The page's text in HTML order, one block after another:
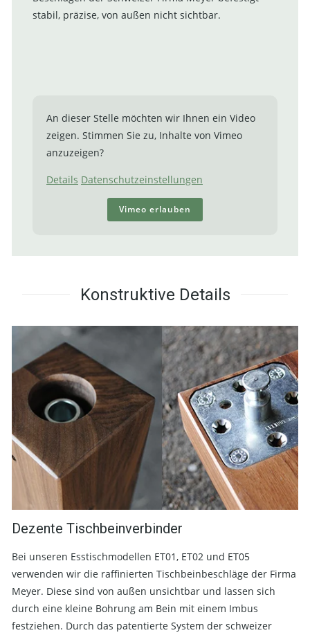
stabil, präzise, von außen nicht sichtbar.
An dieser Stelle möchten wir Ihnen ein Video
zeigen. Stimmen Sie zu, Inhalte von Vimeo
anzuzeigen?
Details Datenschutzeinstellungen
Vimeo erlauben
Konstruktive Details
Dezente Tischbeinverbinder
Bei unseren Esstischmodellen ET01, ET02 und ET05
verwenden wir die raffinierten Tischbeinbeschläge der Firma
Meyer. Diese sind von außen unsichtbar und lassen sich
durch eine kleine Bohrung am Bein mit einem Imbus
festziehen. Durch das patentierte System der schweizer